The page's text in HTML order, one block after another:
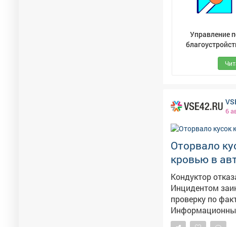
Управление
транспорту и
6
Оторвало
кровью в
Кондуктор
Инцидентом заинтересовались
проверку по
руку пожилой